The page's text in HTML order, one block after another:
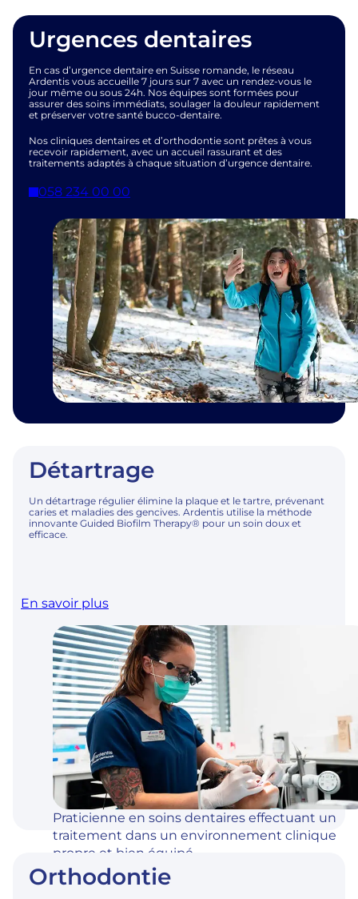
Urgences dentaires
En cas d’urgence dentaire en Suisse romande, le réseau
Ardentis vous accueille 7 jours sur 7 avec un rendez-vous le
jour même ou sous 24h. Nos équipes sont formées pour
assurer des soins immédiats, soulager la douleur rapidement
et préserver votre santé bucco-dentaire.
Nos cliniques dentaires et d’orthodontie sont prêtes à vous
recevoir rapidement, avec un accueil rassurant et des
traitements adaptés à chaque situation d’urgence dentaire.
058 234 00 00
Détartrage
Un détartrage régulier élimine la plaque et le tartre, prévenant
caries et maladies des gencives. Ardentis utilise la méthode
innovante Guided Biofilm Therapy® pour un soin doux et
efficace.
En savoir plus
Praticienne en soins dentaires effectuant un
traitement dans un environnement clinique
propre et bien équipé.
Orthodontie